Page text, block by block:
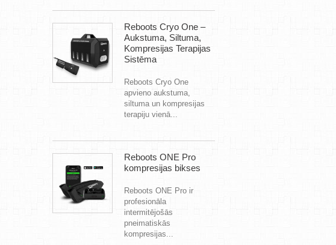
Reboots Cryo One –
Aukstuma, Siltuma,
Kompresijas Terapijas
Sistēma
Reboots Cryo One
apvieno aukstuma,
siltuma un kompresijas
terapiju vienā...
Reboots ONE Pro
kompresijas bikses
Reboots ONE Pro ir
profesionāla
intermitējošās
pneimatiskās
kompresijas...